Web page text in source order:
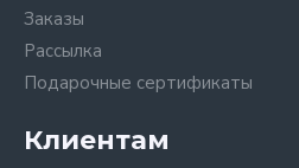
Заказы
Рассылка
Подарочные сертификаты
Клиентам